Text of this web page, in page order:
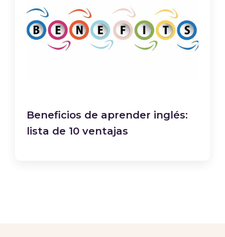
Beneficios de aprender inglés:
lista de 10 ventajas